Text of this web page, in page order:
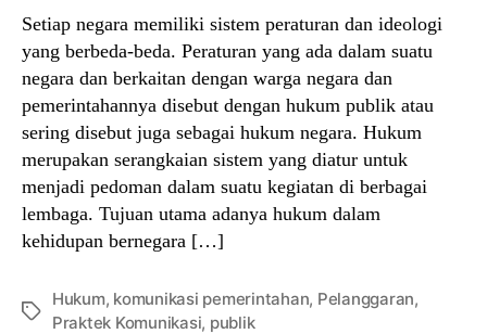
Setiap negara memiliki sistem peraturan dan ideologi
yang berbeda-beda. Peraturan yang ada dalam suatu
negara dan berkaitan dengan warga negara dan
pemerintahannya disebut dengan hukum publik atau
sering disebut juga sebagai hukum negara. Hukum
merupakan serangkaian sistem yang diatur untuk
menjadi pedoman dalam suatu kegiatan di berbagai
lembaga. Tujuan utama adanya hukum dalam
kehidupan bernegara […]
Tags
Hukum, komunikasi pemerintahan, Pelanggaran,
Praktek Komunikasi, publik